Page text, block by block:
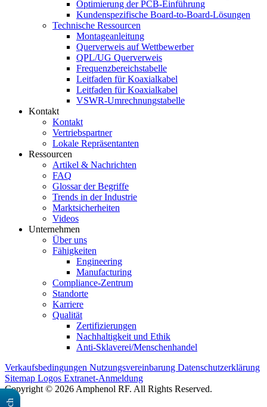
Optimierung der PCB-Einführung
Kundenspezifische Board-to-Board-Lösungen
Technische Ressourcen
Montageanleitung
Querverweis auf Wettbewerber
QPL/UG Querverweis
Frequenzbereichstabelle
Leitfaden für Koaxialkabel
Leitfaden für Koaxialkabel
VSWR-Umrechnungstabelle
Kontakt
Kontakt
Vertriebspartner
Lokale Repräsentanten
Ressourcen
Artikel & Nachrichten
FAQ
Glossar der Begriffe
Trends in der Industrie
Marktsicherheiten
Videos
Unternehmen
Über uns
Fähigkeiten
Engineering
Manufacturing
Compliance-Zentrum
Standorte
Karriere
Qualität
Zertifizierungen
Nachhaltigkeit und Ethik
Anti-Sklaverei/Menschenhandel
Verkaufsbedingungen Nutzungsvereinbarung Datenschutzerklärung
Sitemap Logos Extranet-Anmeldung
Copyright © 2026 Amphenol RF. All Rights Reserved.